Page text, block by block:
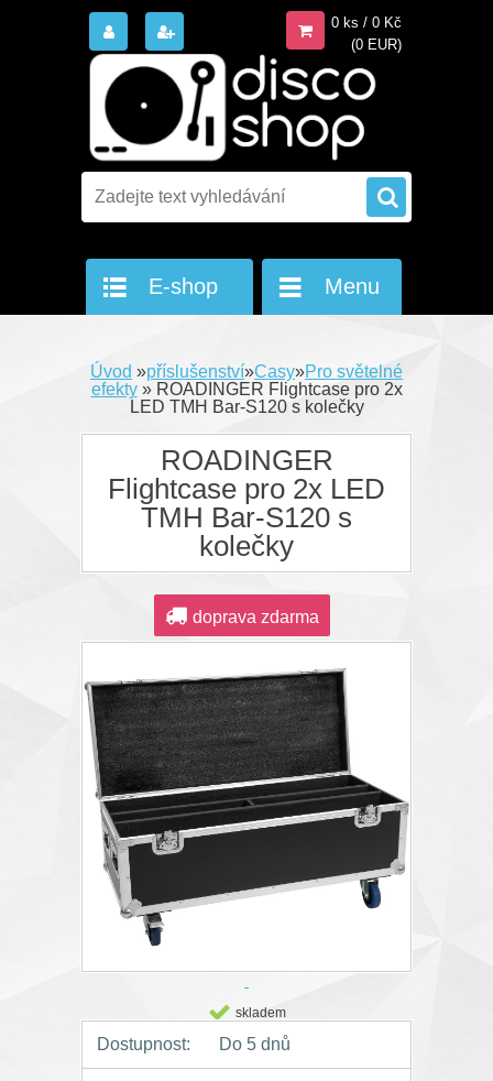
0 ks / 0 Kč
(0 EUR)
E-shop Menu
Úvod »příslušenství»Casy»Pro světelné
efekty » ROADINGER Flightcase pro 2x
LED TMH Bar-S120 s kolečky
ROADINGER
Flightcase pro 2x LED
TMH Bar-S120 s
kolečky
doprava zdarma
skladem
Dostupnost: Do 5 dnů